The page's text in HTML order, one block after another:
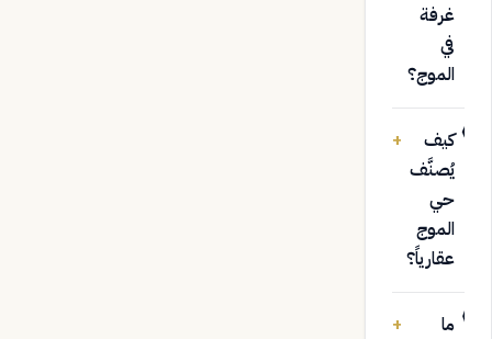
غرفة
في
الموج؟
كيف
يُصنَّف
حي
الموج
عقارياً؟
+
ما
+